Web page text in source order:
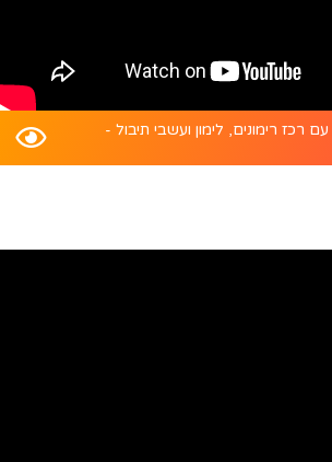
רכז רימונים, לימון ועשבי תיבול -